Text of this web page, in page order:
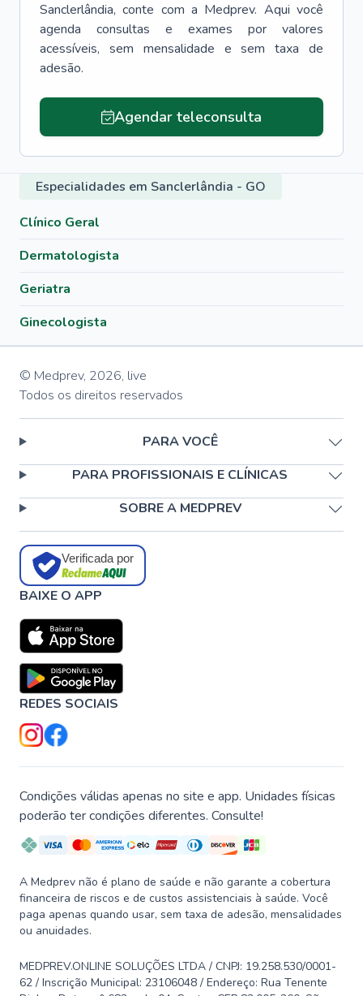
Sanclerlândia, conte com a Medprev. Aqui você
agenda consultas e exames por valores
acessíveis, sem mensalidade e sem taxa de
adesão.
Agendar teleconsulta
Especialidades em Sanclerlândia - GO
Clínico Geral
Dermatologista
Geriatra
Ginecologista
© Medprev, 2026, live
Todos os direitos reservados
PARA VOCÊ
PARA PROFISSIONAIS E CLÍNICAS
SOBRE A MEDPREV
Verificada por
BAIXE O APP
REDES SOCIAIS
Condições válidas apenas no site e app. Unidades físicas
poderão ter condições diferentes. Consulte!
A Medprev não é plano de saúde e não garante a cobertura
financeira de riscos e de custos assistenciais à saúde. Você
paga apenas quando usar, sem taxa de adesão, mensalidades
ou anuidades.
MEDPREV.ONLINE SOLUÇÕES LTDA / CNPJ: 19.258.530/0001-
62 / Inscrição Municipal: 23106048 / Endereço: Rua Tenente